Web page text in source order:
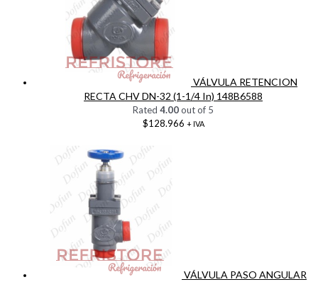
VÁLVULA RETENCION
RECTA CHV DN-32 (1-1/4 In) 148B6588
Rated 4.00out of 5
$128.966 + IVA
VÁLVULA PASO ANGULAR